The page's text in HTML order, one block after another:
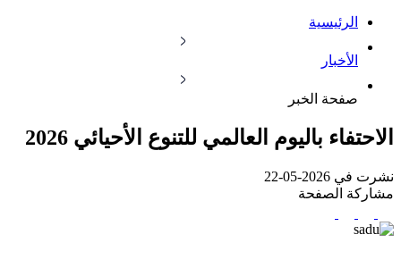
الرئيسية
الأخبار
صفحة الخبر
الاحتفاء باليوم العالمي للتنوع الأحيائي 2026
نشرت في 2026-05-22
مشاركة الصفحة